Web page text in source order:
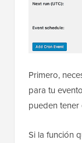
Primero,
para tu
pueden
Si la función